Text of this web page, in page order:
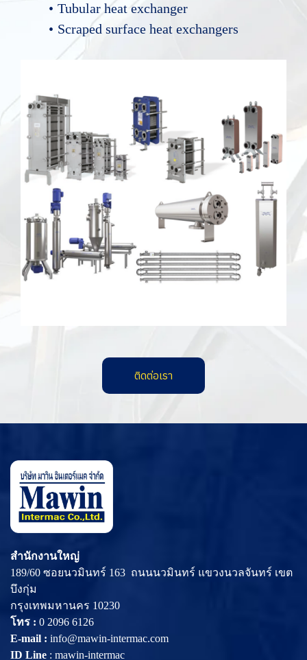
Tubular heat exchanger
Scraped surface heat exchangers
ติดต่อเรา
สำนักงานใหญ่
189/60 ซอยนวมินทร์ 163 ถนนนวมินทร์ แขวงนวลจันทร์ เขต
บึงกุ่ม
กรุงเทพมหานคร 10230
โทร : 0 2096 6126
E-mail : info@mawin-intermac.com
ID Line : mawin-intermac